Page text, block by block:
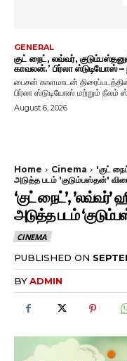
GENERAL
குட் நைட், லவ்வர்,
காவலன்.’ பிர்லா ஸ்டுடியோஸ் –
பைசன் காளமாடன்
பிர்லா ஸ்டுடியோஸ் மற்றும் நீலம்
August 6, 2026